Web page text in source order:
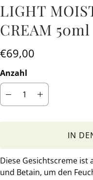
LIGHT
CREAM 50ml
€69,00
Anzahl
IN
Diese Gesichtscreme
und Betain, um den